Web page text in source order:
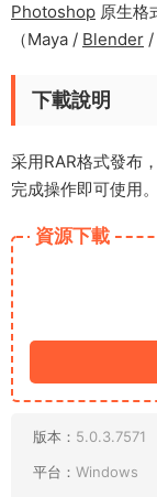
Photoshop 原生格
（Maya / Blender
下載說明
采用RAR格式發布
完成操作即可使用。
資源下載
版本： 5.0.3.7571
平台： Windows